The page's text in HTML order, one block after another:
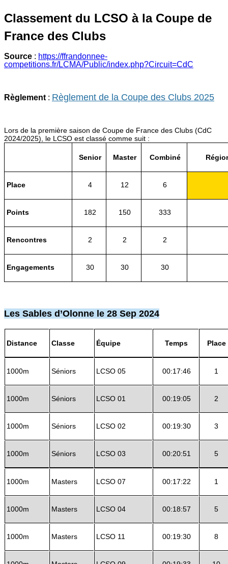
Classement du LCSO à la Coupe de
France des Clubs
Source : https://ffrandonnee-
competitions.fr/LCMA/Public/index.php?Circuit=CdC
Règlement : Règlement de la Coupe des Clubs 2025
Lors de la première saison de Coupe de France des Clubs (CdC
2024/2025), le LCSO est classé comme suit :
Senior Master Combiné
Place 4 12 6
Points 182 150 333
Rencontres 2 2 2
Engagements 30 30 30
Les Sables d’Olonne le 28 Sep 2024
Distance Classe Équipe Temps Place
1000m Séniors LCSO 05 00:17:46 1
1000m Séniors LCSO 01 00:19:05 2
1000m Séniors LCSO 02 00:19:30 3
1000m Séniors LCSO 03 00:20:51 5
1000m Masters LCSO 07 00:17:22 1
1000m Masters LCSO 04 00:18:57 5
1000m Masters LCSO 11 00:19:30 8